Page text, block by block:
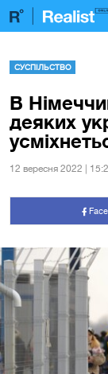
СУСПІЛЬСТВО
В
деяких
12 вересня 2022 |